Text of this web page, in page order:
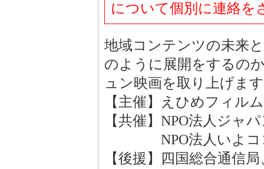
について個別に連絡を
地域コンテンツの未来
のように展開をするの
ュン映画を取り上げま
【主催】えひめフィル
【共催】NPO法人ジャ
NPO法人いよココ
【後援】四国総合通信